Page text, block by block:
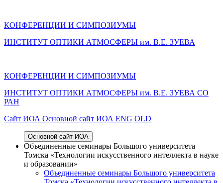
КОНФЕРЕНЦИИ И СИМПОЗИУМЫ
ИНСТИТУТ ОПТИКИ АТМОСФЕРЫ им. В.Е. ЗУЕВА
КОНФЕРЕНЦИИ И СИМПОЗИУМЫ
ИНСТИТУТ ОПТИКИ АТМОСФЕРЫ им. В.Е. ЗУЕВА СО
РАН
Cайт ИОА Основной сайт ИОА ENG OLD
Основной сайт ИОА
Объединенные семинары Большого университета
Томска «Технологии искусственного интеллекта в науке
и образовании»
Объединенные семинары Большого университета